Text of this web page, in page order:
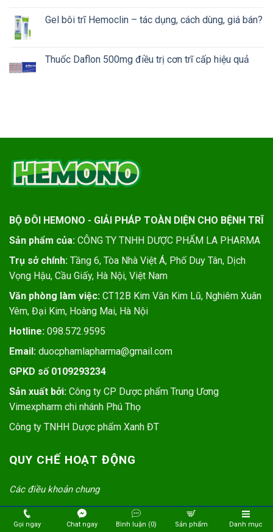
Gel bôi trĩ Hemoclin – tác dụng, cách dùng, giá bán?
Thuốc Daflon 500mg điều trị cơn trĩ cấp hiệu quả
BỘ ĐÔI HEMONO - GIẢI PHÁP TOÀN DIỆN CHO BỆNH TRĨ
Sản phẩm của: CÔNG TY TNHH DƯỢC PHẨM LA PHARMA
Trụ sở chính: Tầng 6, Tòa Nhà Việt Á, Phố Duy Tân, Dịch
Vọng Hậu, Cầu Giấy, Hà Nội, Việt Nam
Văn phòng làm việc: CT12B Kim Văn Kim Lũ, Nghiêm Xuân
Yêm, Đại Kim, Hoàng Mai, Hà Nội
Hotline: 098.572.9595
Email: duocphamlapharma@gmail.com
GPKD số 0109293234
Sản xuất bởi: Công ty CP Dược phẩm Trung Ương
Vimexpharm chi nhánh Phú Thọ
Công ty TNHH Dược phẩm Xanh ĐT
QUY CHẾ HOẠT ĐỘNG
Các điều khoản chung
Hình thức thanh toán
Gọi ngay Chat ngay Bình luận (0) Sản phẩm Danh mục